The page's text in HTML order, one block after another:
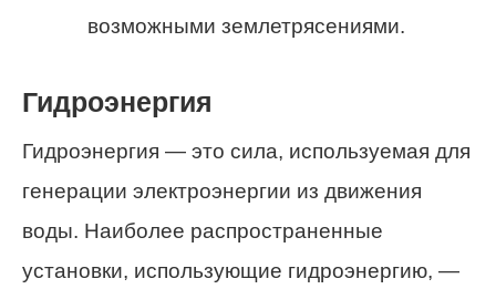
возможными землетрясениями.
Гидроэнергия
Гидроэнергия — это сила, используемая для
генерации электроэнергии из движения
воды. Наиболее распространенные
установки, использующие гидроэнергию, —